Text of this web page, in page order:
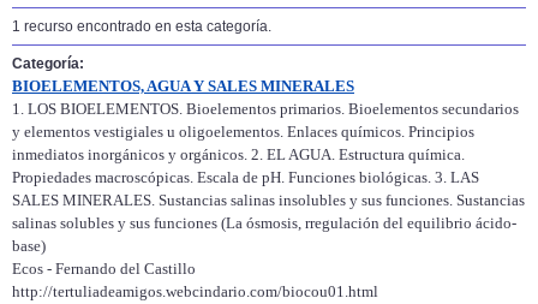
1 recurso encontrado en esta categoría.
Categoría:
BIOELEMENTOS, AGUA Y SALES MINERALES
1. LOS BIOELEMENTOS. Bioelementos primarios. Bioelementos secundarios
y elementos vestigiales u oligoelementos. Enlaces químicos. Principios
inmediatos inorgánicos y orgánicos. 2. EL AGUA. Estructura química.
Propiedades macroscópicas. Escala de pH. Funciones biológicas. 3. LAS
SALES MINERALES. Sustancias salinas insolubles y sus funciones. Sustancias
salinas solubles y sus funciones (La ósmosis, rregulación del equilibrio ácido-
base)
Ecos - Fernando del Castillo
http://tertuliadeamigos.webcindario.com/biocou01.html